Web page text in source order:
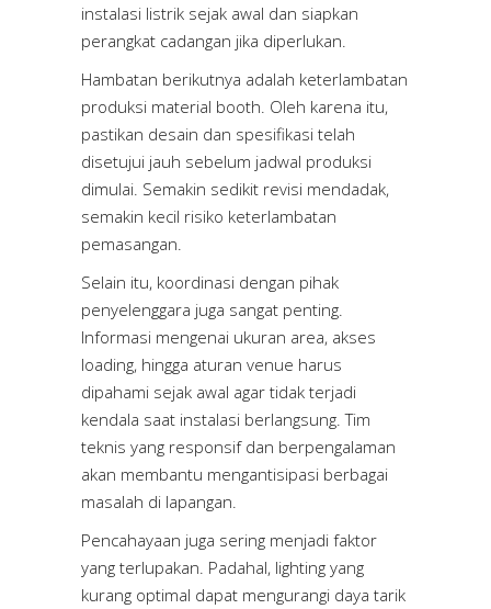
instalasi listrik sejak awal dan siapkan
perangkat cadangan jika diperlukan.
Hambatan berikutnya adalah keterlambatan
produksi material booth. Oleh karena itu,
pastikan desain dan spesifikasi telah
disetujui jauh sebelum jadwal produksi
dimulai. Semakin sedikit revisi mendadak,
semakin kecil risiko keterlambatan
pemasangan.
Selain itu, koordinasi dengan pihak
penyelenggara juga sangat penting.
Informasi mengenai ukuran area, akses
loading, hingga aturan venue harus
dipahami sejak awal agar tidak terjadi
kendala saat instalasi berlangsung. Tim
teknis yang responsif dan berpengalaman
akan membantu mengantisipasi berbagai
masalah di lapangan.
Pencahayaan juga sering menjadi faktor
yang terlupakan. Padahal, lighting yang
kurang optimal dapat mengurangi daya tarik